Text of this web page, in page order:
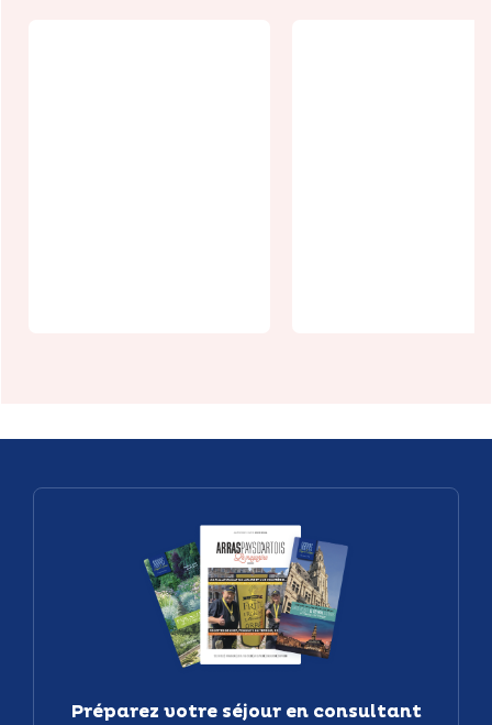
Préparez votre séjour en consultant